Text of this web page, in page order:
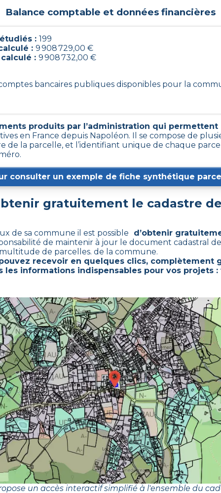
Balance comptable et données financières
: 199
: 9 908 729,00 €
: 9 908 732,00 €
bancaires publiques disponibles pour la
produits par l’administration qui permettent
en France depuis Napoléon. Il se compose de
la parcelle, et l’identifiant unique de chaque
consulter un exemple de fiche synthétique
gratuitement le cadastre
de sa commune il est possible d’obtenir
de maintenir à jour le document cadastral
de parcelles. de la commune.
recevoir en quelques clics, complètement
les informations indispensables pour vos projets
un accès interactif simplifié à l'ensemble du